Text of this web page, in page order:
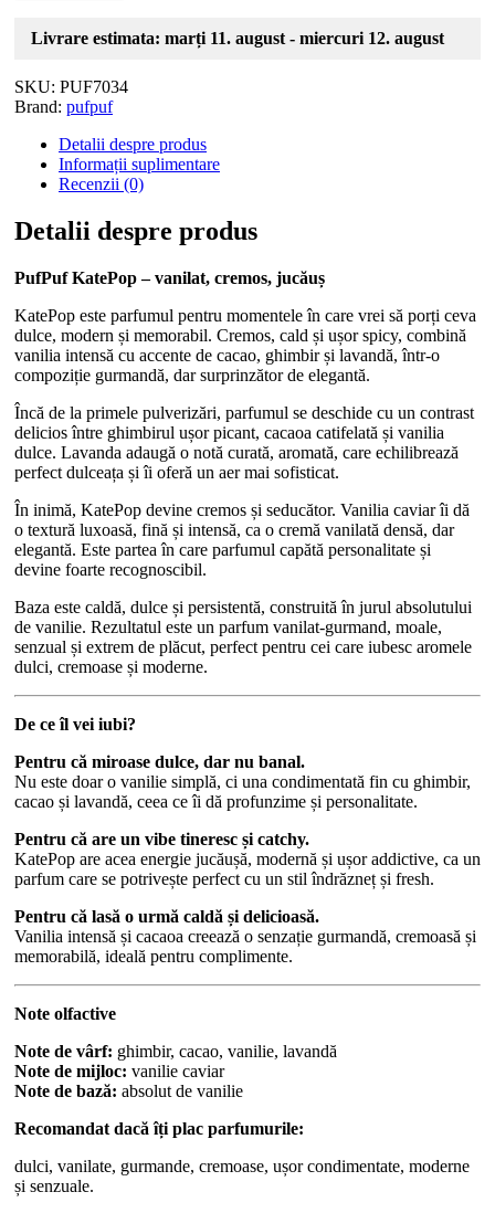
Livrare estimata: marți 11. august - miercuri 12. august
SKU: PUF7034
Brand: pufpuf
Detalii despre produs
Informații suplimentare
Recenzii (0)
Detalii despre produs
PufPuf KatePop – vanilat, cremos, jucăuș
KatePop este parfumul pentru momentele în care vrei să porți ceva
dulce, modern și memorabil. Cremos, cald și ușor spicy, combină
vanilia intensă cu accente de cacao, ghimbir și lavandă, într-o
compoziție gurmandă, dar surprinzător de elegantă.
Încă de la primele pulverizări, parfumul se deschide cu un contrast
delicios între ghimbirul ușor picant, cacaoa catifelată și vanilia
dulce. Lavanda adaugă o notă curată, aromată, care echilibrează
perfect dulceața și îi oferă un aer mai sofisticat.
În inimă, KatePop devine cremos și seducător. Vanilia caviar îi dă
o textură luxoasă, fină și intensă, ca o cremă vanilată densă, dar
elegantă. Este partea în care parfumul capătă personalitate și
devine foarte recognoscibil.
Baza este caldă, dulce și persistentă, construită în jurul absolutului
de vanilie. Rezultatul este un parfum vanilat-gurmand, moale,
senzual și extrem de plăcut, perfect pentru cei care iubesc aromele
dulci, cremoase și moderne.
De ce îl vei iubi?
Pentru că miroase dulce, dar nu banal.
Nu este doar o vanilie simplă, ci una condimentată fin cu ghimbir,
cacao și lavandă, ceea ce îi dă profunzime și personalitate.
Pentru că are un vibe tineresc și catchy.
KatePop are acea energie jucăușă, modernă și ușor addictive, ca un
parfum care se potrivește perfect cu un stil îndrăzneț și fresh.
Pentru că lasă o urmă caldă și delicioasă.
Vanilia intensă și cacaoa creează o senzație gurmandă, cremoasă și
memorabilă, ideală pentru complimente.
Note olfactive
Note de vârf: ghimbir, cacao, vanilie, lavandă
Note de mijloc: vanilie caviar
Note de bază: absolut de vanilie
Recomandat dacă îți plac parfumurile:
dulci, vanilate, gurmande, cremoase, ușor condimentate, moderne
și senzuale.